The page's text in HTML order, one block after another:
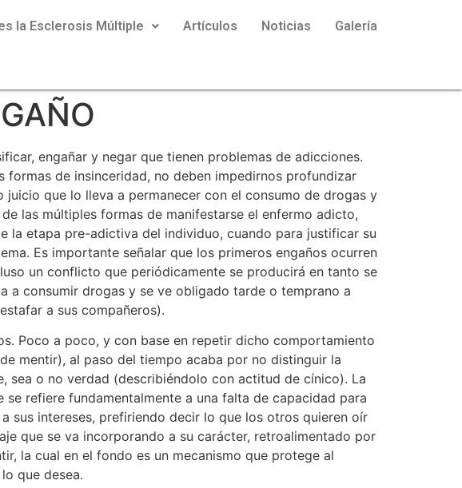
la Esclerosis Múltiple Artículos Noticias Galería
engañar y negar que tienen problemas de adicciones.
de insinceridad, no deben impedirnos profundizar
que lo lleva a permanecer con el consumo de drogas y
las múltiples formas de manifestarse el enfermo adicto,
la etapa pre-adictiva del individuo, cuando para justificar su
Es importante señalar que los primeros engaños ocurren
un conflicto que periódicamente se producirá en tanto se
a consumir drogas y se ve obligado tarde o temprano a
a sus compañeros).
Poco a poco, y con base en repetir dicho comportamiento
mentir), al paso del tiempo acaba por no distinguir la
sea o no verdad (describiéndolo con actitud de cínico). La
refiere fundamentalmente a una falta de capacidad para
sus intereses, prefiriendo decir lo que los otros quieren oír
que se va incorporando a su carácter, retroalimentado por
la cual en el fondo es un mecanismo que protege al
que desea.